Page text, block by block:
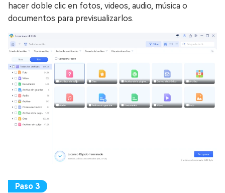
hacer doble clic en fotos, videos, audio, música o
documentos para previsualizarlos.